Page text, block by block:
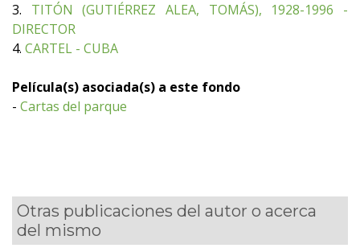
3. TITÓN (GUTIÉRREZ ALEA, TOMÁS), 1928-1996 -
DIRECTOR
4. CARTEL - CUBA
Película(s) asociada(s) a este fondo
- Cartas del parque
Otras publicaciones del autor o acerca
del mismo